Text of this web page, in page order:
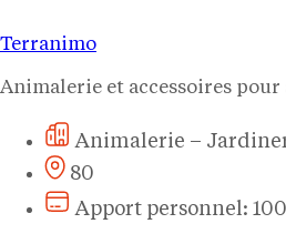
Terranimo
Animalerie et accessoires pour
Animalerie –
80
Apport personnel: